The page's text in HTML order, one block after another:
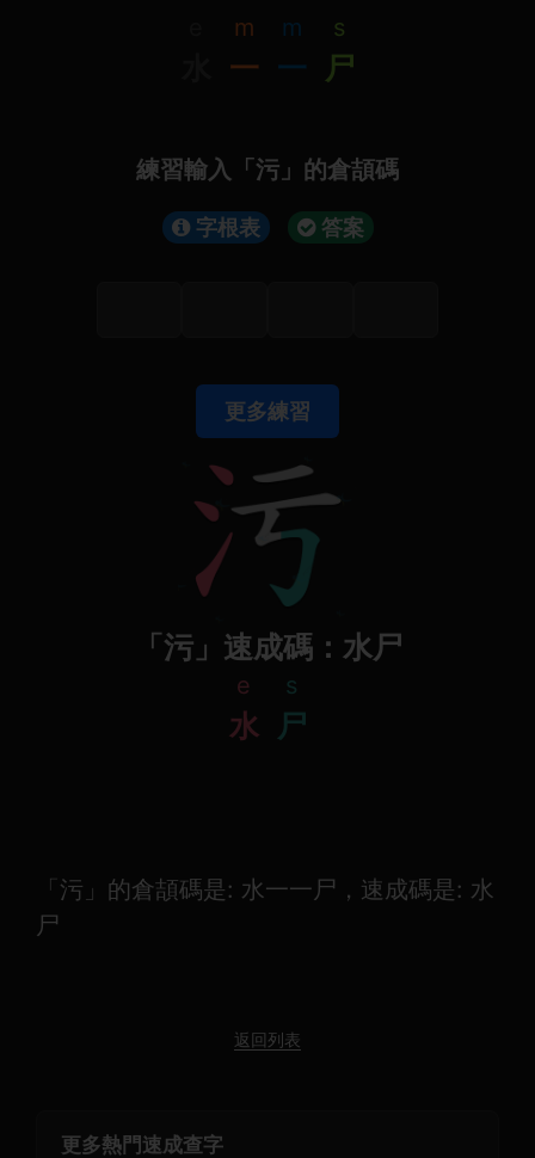
m
一
m
一
s
尸
練習輸入「污」的倉頡碼
字根表 答案
更多練習
「污」速成碼：水尸
e
水
s
尸
「污」的倉頡碼是: 水一一尸，速成碼是: 水
尸
返回列表
更多熱門速成查字